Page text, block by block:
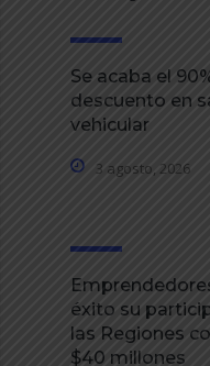
Se acaba el
descuento en
vehicular
3 agosto, 2026
éxito su
las Regiones
$40 millones